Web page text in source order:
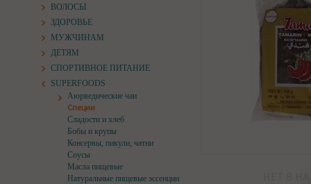
ВОЛОСЫ
ЗДОРОВЬЕ
МУЖЧИНАМ
ДЕТЯМ
СПОРТИВНОЕ ПИТАНИЕ
SUPERFOODS
Аюрведические чаи
Специи
Сладости и хлеб
Бобы и крупы
Консервы, пикули, чатни
Соусы
Масла пищевые
Натуральные пищевые эссенции
НЕТ В